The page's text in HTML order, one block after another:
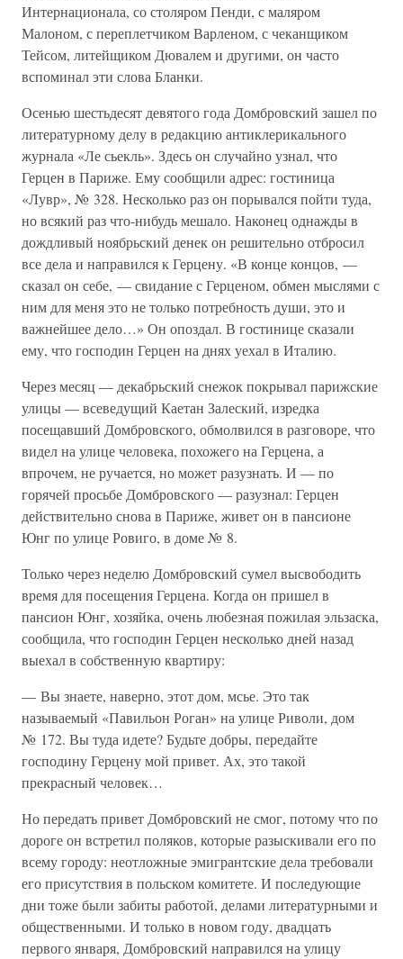
Интернационала, со столяром Пенди, с маляром
Малоном, с переплетчиком Варленом, с чеканщиком
Тейсом, литейщиком Дювалем и другими, он часто
вспоминал эти слова Бланки.
Осенью шестьдесят девятого года Домбровский зашел по
литературному делу в редакцию антиклерикального
журнала «Ле сьекль». Здесь он случайно узнал, что
Герцен в Париже. Ему сообщили адрес: гостиница
«Лувр», № 328. Несколько раз он порывался пойти туда,
но всякий раз что-нибудь мешало. Наконец однажды в
дождливый ноябрьский денек он решительно отбросил
все дела и направился к Герцену. «В конце концов, —
сказал он себе, — свидание с Герценом, обмен мыслями с
ним для меня это не только потребность души, это и
важнейшее дело…» Он опоздал. В гостинице сказали
ему, что господин Герцен на днях уехал в Италию.
Через месяц — декабрьский снежок покрывал парижские
улицы — всеведущий Каетан Залеский, изредка
посещавший Домбровского, обмолвился в разговоре, что
видел на улице человека, похожего на Герцена, а
впрочем, не ручается, но может разузнать. И — по
горячей просьбе Домбровского — разузнал: Герцен
действительно снова в Париже, живет он в пансионе
Юнг по улице Ровиго, в доме № 8.
Только через неделю Домбровский сумел высвободить
время для посещения Герцена. Когда он пришел в
пансион Юнг, хозяйка, очень любезная пожилая эльзаска,
сообщила, что господин Герцен несколько дней назад
выехал в собственную квартиру:
— Вы знаете, наверно, этот дом, мсье. Это так
называемый «Павильон Роган» на улице Риволи, дом
№ 172. Вы туда идете? Будьте добры, передайте
господину Герцену мой привет. Ах, это такой
прекрасный человек…
Но передать привет Домбровский не смог, потому что по
дороге он встретил поляков, которые разыскивали его по
всему городу: неотложные эмигрантские дела требовали
его присутствия в польском комитете. И последующие
дни тоже были забиты работой, делами литературными и
общественными. И только в новом году, двадцать
первого января, Домбровский направился на улицу